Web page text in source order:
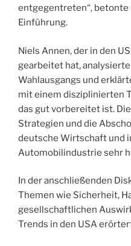
entgegentreten“,
Einführung.
Niels Annen, der in den
gearbeitet hat,
Wahlausgangs und
mit einem disziplinierten
das gut vorbereitet ist.
Strategien und die
deutsche Wirtschaft und
Automobilindustrie sehr
In der anschließenden
Themen wie Sicherheit,
gesellschaftlichen
Trends in den USA